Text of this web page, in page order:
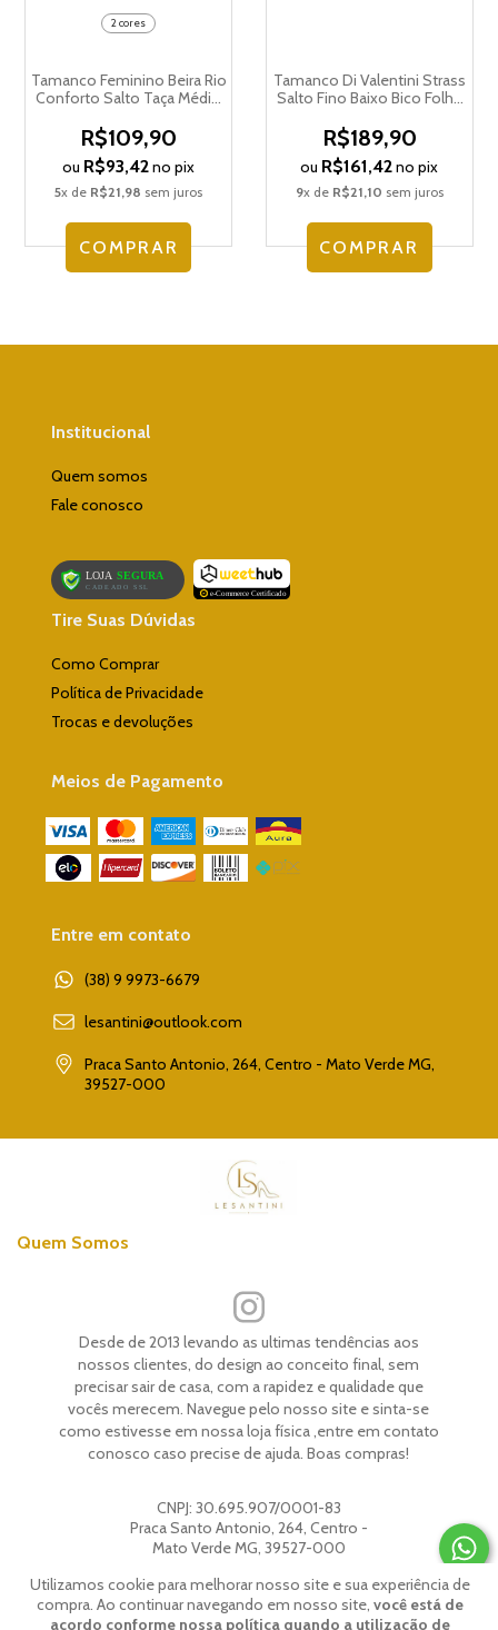
Utilizamos cookie para melhorar nosso site e sua experiência de
compra. Ao continuar navegando em nosso site, você está de
acordo conforme nossa política quando a utilização de
2 cores
Tamanco Feminino Beira Rio
Conforto Salto Taça Médio
R$109,90
ou R$93,42no pix
5x de R$21,98 sem juros
COMPRAR
Tamanco Di Valentini Strass
Salto Fino Baixo Bico Folha
R$189,90
ou R$161,42no pix
9x de R$21,10 sem juros
COMPRAR
Institucional
Quem somos
Fale conosco
Tire Suas Dúvidas
Como Comprar
Política de Privacidade
Trocas e devoluções
Meios de Pagamento
Entre em contato
(38) 9 9973-6679
lesantini@outlook.com
Praca Santo Antonio, 264, Centro - Mato Verde MG,
39527-000
Quem Somos
Desde de 2013 levando as ultimas tendências aos
nossos clientes, do design ao conceito final, sem
precisar sair de casa, com a rapidez e qualidade que
vocês merecem. Navegue pelo nosso site e sinta-se
como estivesse em nossa loja física ,entre em contato
conosco caso precise de ajuda. Boas compras!
CNPJ: 30.695.907/0001-83
Praca Santo Antonio, 264, Centro -
Mato Verde MG, 39527-000
© 2026 | Todos os direitos reservados.Lesantini.